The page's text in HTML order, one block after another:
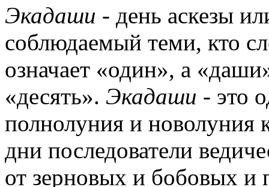
Экадаши - день аскезы
соблюдаемый теми, кто
означает «один», а
«десять». Экадаши - это
полнолуния и новолуния
дни последователи
от зерновых и бобовых и